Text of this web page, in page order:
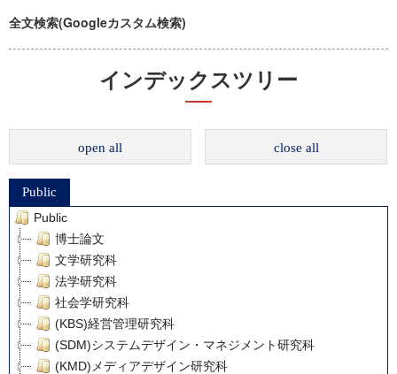
全文検索(Googleカスタム検索)
インデックスツリー
open all close all
Public
Public
博士論文
文学研究科
法学研究科
社会学研究科
(KBS)経営管理研究科
(SDM)システムデザイン・マネジメント研究科
(KMD)メディアデザイン研究科